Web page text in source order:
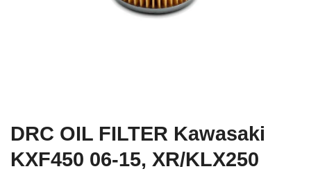
DRC OIL FILTER Kawasaki
KXF450 06-15, XR/KLX250